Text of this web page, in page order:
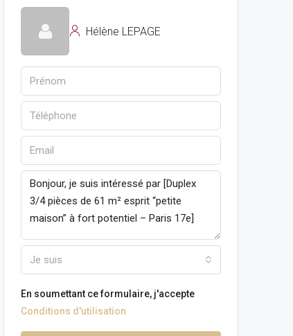
Hélène LEPAGE
Je suis
En soumettant ce formulaire, j'accepte
Conditions d'utilisation